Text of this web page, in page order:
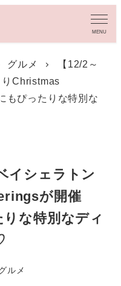
MENU
グルメ
【12/2～
Christmas
もぴったりな特別な
イシェラトン
が開催
な特別なディ
リー
ルメ